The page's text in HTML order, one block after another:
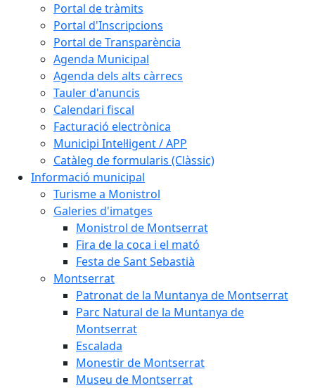
Portal de tràmits
Portal d'Inscripcions
Portal de Transparència
Agenda Municipal
Agenda dels alts càrrecs
Tauler d'anuncis
Calendari fiscal
Facturació electrònica
Municipi Intel·ligent / APP
Catàleg de formularis (Clàssic)
Informació municipal
Turisme a Monistrol
Galeries d'imatges
Monistrol de Montserrat
Fira de la coca i el mató
Festa de Sant Sebastià
Montserrat
Patronat de la Muntanya de Montserrat
Parc Natural de la Muntanya de
Montserrat
Escalada
Monestir de Montserrat
Museu de Montserrat